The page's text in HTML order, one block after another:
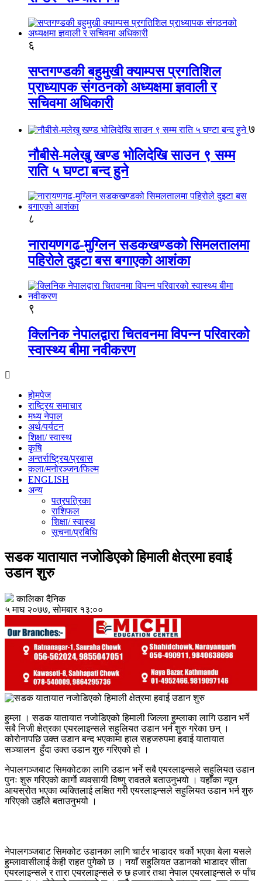
६
सप्तगण्डकी बहुमुखी क्याम्पस प्रगतिशिल
प्राध्यापक संगठनको अध्यक्षमा ज्ञवाली र
सचिवमा अधिकारी
७
नौबीसे-मलेखु खण्ड भोलिदेखि साउन ९ सम्म
राति ५ घण्टा बन्द हुने
८
नारायणगढ-मुग्लिन सडकखण्डको सिमलतालमा
पहिरोले दुइटा बस बगाएको आशंका
९
क्लिनिक नेपालद्वारा चितवनमा विपन्न परिवारको
स्वास्थ्य बीमा नवीकरण
होमपेज
राष्ट्रिय समाचार
मध्य नेपाल
अर्थ/पर्यटन
शिक्षा/ स्वास्थ
कृषि
अन्तर्राष्ट्रिय/प्रबास
कला/मनोरञ्जन/फिल्म
ENGLISH
अन्य
पत्रपत्रिका
राशिफल
शिक्षा/ स्वास्थ
सूचना/प्रबिधि
सडक यातायात नजोडिएको हिमाली क्षेत्रमा हवाई
उडान शुरु
कालिका दैनिक
५ माघ २०७७, सोमबार १३:००
हुम्ला । सडक यातायात नजोडिएको हिमाली जिल्ला हुम्लाका लागि उडान भर्ने
सबै निजी क्षेत्रका एयरलाइन्सले सहुलियत उडान भर्न शुरु गरेका छन् ।
कोरोनापछि उक्त उडान बन्द भएकामा हाल सहजरुपमा हवाई यातायात
सञ्चालन हुँदा उक्त उडान शुरु गरिएको हो ।
नेपालगञ्जबाट सिमकोटका लागि उडान भर्ने सबै एयरलाइन्सले सहुलियत उडान
पुनः शुरु गरिएको कार्गाे व्यवसायी विष्णु रावतले बताउनुभयो । यहाँका न्यून
आयस्रोत भएका व्यक्तिलाई लक्षित गरी एयरलाइन्सले सहुलियत उडान भर्न शुरु
गरिएको उहाँले बताउनुभयो ।
नेपालगञ्जबाट सिमकोट उडानका लागि चार्टर भाडादर चर्को भएका बेला यसले
हुम्लावासीलाई केही राहत पुगेको छ । नयाँ सहुलियत उडानको भाडादर सीता
एयरलाइन्सले र तारा एयरलाइन्सले रु छ हजार तथा नेपाल एयरलाइन्सले रु पाँच